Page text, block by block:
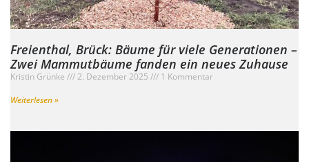
Freienthal, Brück: Bäume für viele Generationen –
Zwei Mammutbäume fanden ein neues Zuhause
Kristin Grünke 2. Dezember 2025
1 Kommentar
Weiterlesen »